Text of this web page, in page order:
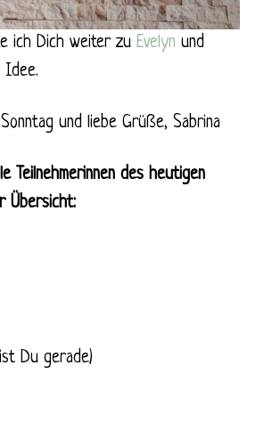
ich Dich weiter zu Evelyn und
Idee.
und liebe Grüße, Sabrina
Teilnehmerinnen des heutigen
Übersicht:
Du gerade)